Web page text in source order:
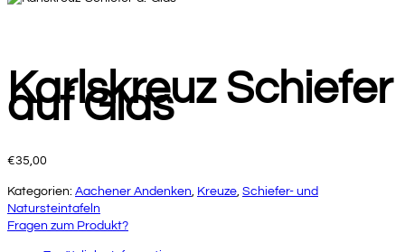
Karlskreuz Schiefer
auf Glas
€35,00
Kategorien: Aachener Andenken, Kreuze, Schiefer- und
Natursteintafeln
Fragen zum Produkt?